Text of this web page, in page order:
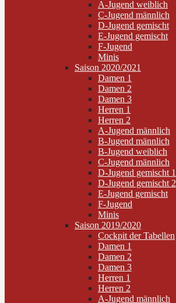
A-Jugend weiblich
C-Jugend männlich
D-Jugend gemischt
E-Jugend gemischt
F-Jugend
Minis
Saison 2020/2021
Damen 1
Damen 2
Damen 3
Herren 1
Herren 2
A-Jugend männlich
B-Jugend männlich
B-Jugend weiblich
C-Jugend männlich
D-Jugend gemischt 1
D-Jugend gemischt 2
E-Jugend gemischt
F-Jugend
Minis
Saison 2019/2020
Cockpit der Tabellen
Damen 1
Damen 2
Damen 3
Herren 1
Herren 2
A-Jugend männlich